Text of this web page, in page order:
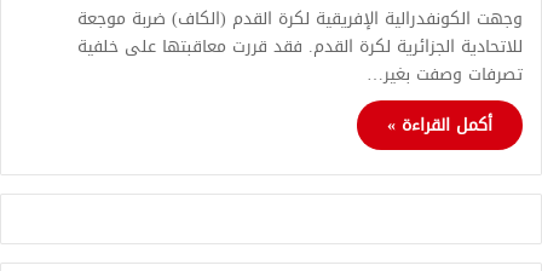
وجهت الكونفدرالية الإفريقية لكرة القدم (الكاف) ضربة موجعة
للاتحادية الجزائرية لكرة القدم. فقد قررت معاقبتها على خلفية
تصرفات وصفت بغير…
أكمل القراءة »